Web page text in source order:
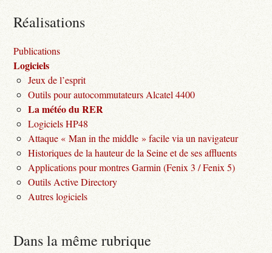
Réalisations
Publications
Logiciels
Jeux de l’esprit
Outils pour autocommutateurs Alcatel 4400
La météo du RER
Logiciels HP48
Attaque « Man in the middle » facile via un navigateur
Historiques de la hauteur de la Seine et de ses affluents
Applications pour montres Garmin (Fenix 3 / Fenix 5)
Outils Active Directory
Autres logiciels
Dans la même rubrique